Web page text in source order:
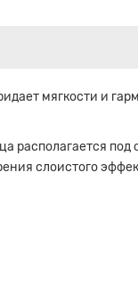
мягкости и
располагается
слоистого